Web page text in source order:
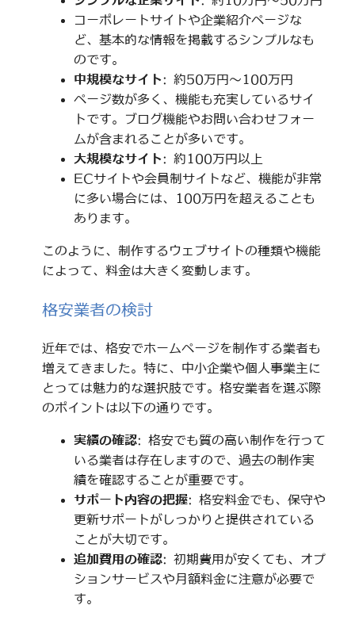
コーポレートサイトや企業紹介ページな
ど、基本的な情報を掲載するシンプルなも
のです。
中規模なサイト: 約50万円～100万円
ページ数が多く、機能も充実しているサイ
トです。ブログ機能やお問い合わせフォー
ムが含まれることが多いです。
大規模なサイト: 約100万円以上
ECサイトや会員制サイトなど、機能が非常
に多い場合には、100万円を超えることも
あります。
このように、制作するウェブサイトの種類や機能
によって、料金は大きく変動します。
格安業者の検討
近年では、格安でホームページを制作する業者も
増えてきました。特に、中小企業や個人事業主に
とっては魅力的な選択肢です。格安業者を選ぶ際
のポイントは以下の通りです。
実績の確認: 格安でも質の高い制作を行って
いる業者は存在しますので、過去の制作実
績を確認することが重要です。
サポート内容の把握: 格安料金でも、保守や
更新サポートがしっかりと提供されている
ことが大切です。
追加費用の確認: 初期費用が安くても、オプ
ションサービスや月額料金に注意が必要で
す。